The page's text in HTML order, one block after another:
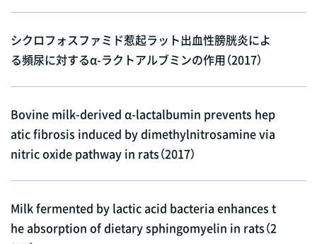
シクロフォスファミド惹起ラット出血性膀胱炎によ
る頻尿に対するα-ラクトアルブミンの作用（2017）
Bovine milk-derived α-lactalbumin prevents hep
atic fibrosis induced by dimethylnitrosamine via
nitric oxide pathway in rats（2017）
Milk fermented by lactic acid bacteria enhances t
he absorption of dietary sphingomyelin in rats（2